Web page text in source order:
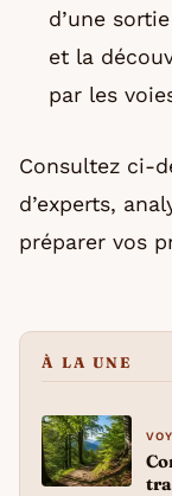
d’une
et la
par les
Consultez ci-
d’experts,
préparer vos
À LA UNE